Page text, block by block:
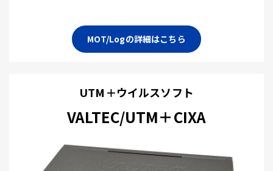
MOT/Logの詳細はこちら
UTM＋ウイルスソフト
VALTEC/UTM＋CIXA